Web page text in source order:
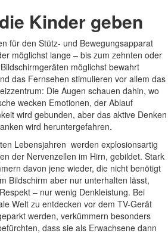
Kinder geben
für den Stütz- und Bewegungsapparat
möglichst lange – bis zum zehnten oder
möglichst bewahrt
das Fernsehen stimulieren vor allem das
Die Augen schauen dahin, wo
wecken Emotionen, der Ablauf
wird gebunden, aber das aktive Denken
wird heruntergefahren.
Lebensjahren werden explosionsartig
der Nervenzellen im Hirn, gebildet. Stark
davon jene wieder, die nicht benötigt
Bildschirm aber nur unterhalten lässt,
– nur wenig Denkleistung. Bei
Welt zu entdecken vor dem TV-Gerät
werden, verkümmern besonders
dass sie als Erwachsene dann